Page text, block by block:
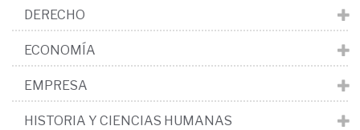
DERECHO
ECONOMÍA
EMPRESA
HISTORIA Y CIENCIAS HUMANAS